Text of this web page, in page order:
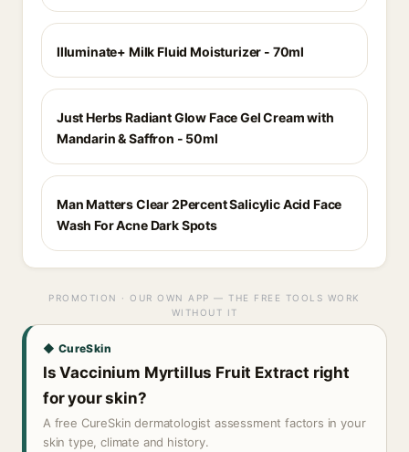
Illuminate+ Milk Fluid Moisturizer - 70ml
Just Herbs Radiant Glow Face Gel Cream with
Mandarin & Saffron - 50ml
Man Matters Clear 2Percent Salicylic Acid Face
Wash For Acne Dark Spots
PROMOTION · OUR OWN APP — THE FREE TOOLS WORK
WITHOUT IT
◆ CureSkin
Is Vaccinium Myrtillus Fruit Extract right
for your skin?
A free CureSkin dermatologist assessment factors in your
skin type, climate and history.